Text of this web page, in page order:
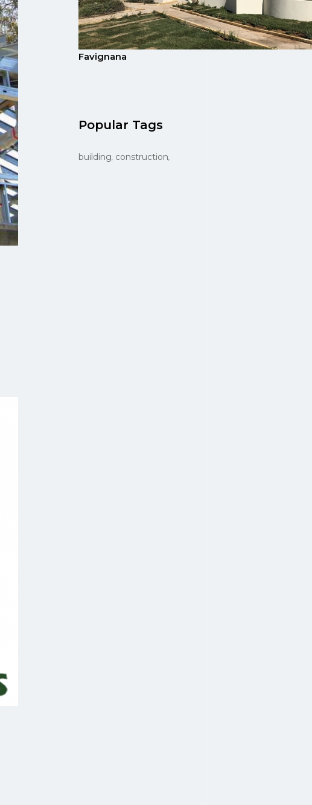
Favignana
Popular Tags
building construction